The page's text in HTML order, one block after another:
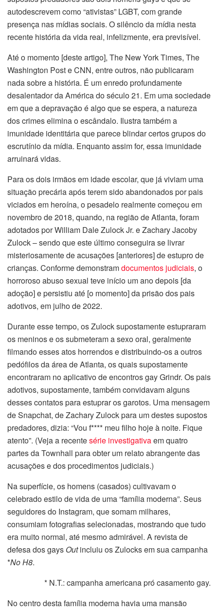
autodescrevem como “ativistas” LGBT, com grande
presença nas mídias sociais. O silêncio da mídia nesta
recente história da vida real, infelizmente, era previsível.
Até o momento [deste artigo], The New York Times, The
Washington Post e CNN, entre outros, não publicaram
nada sobre a história. É um enredo profundamente
desalentador da América do século 21. Em uma sociedade
em que a depravação é algo que se espera, a natureza
dos crimes elimina o escândalo. Ilustra também a
imunidade identitária que parece blindar certos grupos do
escrutínio da mídia. Enquanto assim for, essa imunidade
arruinará vidas.
Para os dois irmãos em idade escolar, que já viviam uma
situação precária após terem sido abandonados por pais
viciados em heroína, o pesadelo realmente começou em
novembro de 2018, quando, na região de Atlanta, foram
adotados por William Dale Zulock Jr. e Zachary Jacoby
Zulock – sendo que este último conseguira se livrar
misteriosamente de acusações [anteriores] de estupro de
crianças. Conforme demonstramdocumentos judiciais, o
horroroso abuso sexual teve início um ano depois [da
adoção] e persistiu até [o momento] da prisão dos pais
adotivos, em julho de 2022.
Durante esse tempo, os Zulock supostamente estupraram
os meninos e os submeteram a sexo oral, geralmente
filmando esses atos horrendos e distribuindo-os a outros
pedófilos da área de Atlanta, os quais supostamente
encontraram no aplicativo de encontros gay Grindr. Os pais
adotivos, supostamente, também convidavam alguns
desses contatos para estuprar os garotos. Uma mensagem
de Snapchat, de Zachary Zulock para um destes supostos
predadores, dizia: “Vou f**** meu filho hoje à noite. Fique
atento”. (Veja a recentesérie investigativaem quatro
partes da Townhall para obter um relato abrangente das
acusações e dos procedimentos judiciais.)
Na superfície, os homens (casados) cultivavam o
celebrado estilo de vida de uma “família moderna”. Seus
seguidores do Instagram, que somam milhares,
consumiam fotografias selecionadas, mostrando que tudo
era muito normal, até mesmo admirável. A revista de
defesa dos gays Outincluiu os Zulocks em sua campanha
*No H8.
* N.T.: campanha americana pró casamento gay.
No centro desta família moderna havia uma mansão